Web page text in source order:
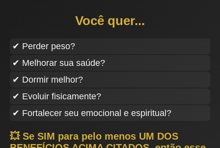
Você quer...
✔ Perder peso?
✔ Melhorar sua saúde?
✔ Dormir melhor?
✔ Evoluir fisicamente?
✔ Fortalecer seu emocional e espiritual?
💥 Se SIM para pelo menos UM DOS